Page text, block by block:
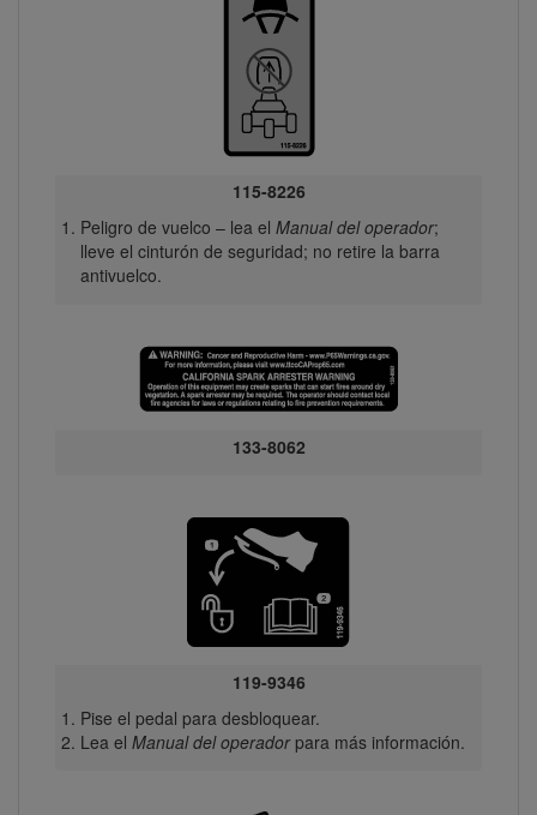
115-8226
Peligro de vuelco – lea el Manual del operador;
lleve el cinturón de seguridad; no retire la barra
antivuelco.
133-8062
119-9346
Pise el pedal para desbloquear.
Lea el Manual del operadorpara más información.